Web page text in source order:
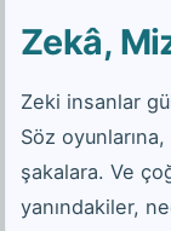
Zekâ,
Zeki insanlar
Söz
şakalara. Ve
yanındakiler,